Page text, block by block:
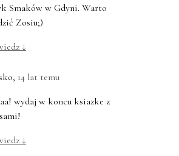
Smaków w Gdyni. Warto
Zosiu;)
↓
, 14 lat temu
wydaj w koncu ksiazke z
↓